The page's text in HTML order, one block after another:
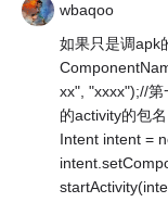
wbaqoo
如果只是调apk
xx", "xxxx");//
的activity的包名
Intent intent =